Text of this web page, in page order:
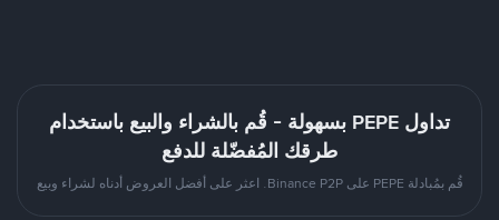
تداول PEPE بسهولة - قُم بالشراء والبيع باستخدام
طرقك المُفضّلة للدفع
قُم بمُبادلة PEPE على Binance P2P. اعثر على أفضل العروض أدناه لشراء وبيع